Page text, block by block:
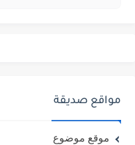
مواقع صديقة
موقع موضوع